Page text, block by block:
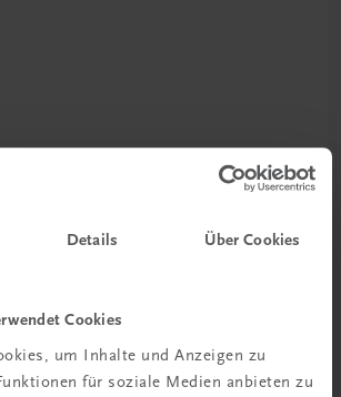
Details Über Cookies
Cookies
um Inhalte und Anzeigen zu
für soziale Medien anbieten zu